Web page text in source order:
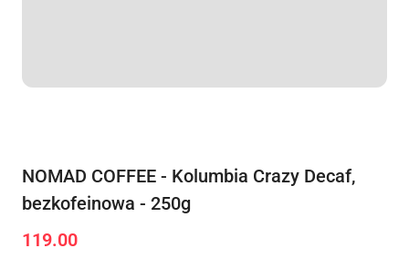
NOMAD COFFEE - Kolumbia Crazy Decaf,
bezkofeinowa - 250g
Cena:
119.00